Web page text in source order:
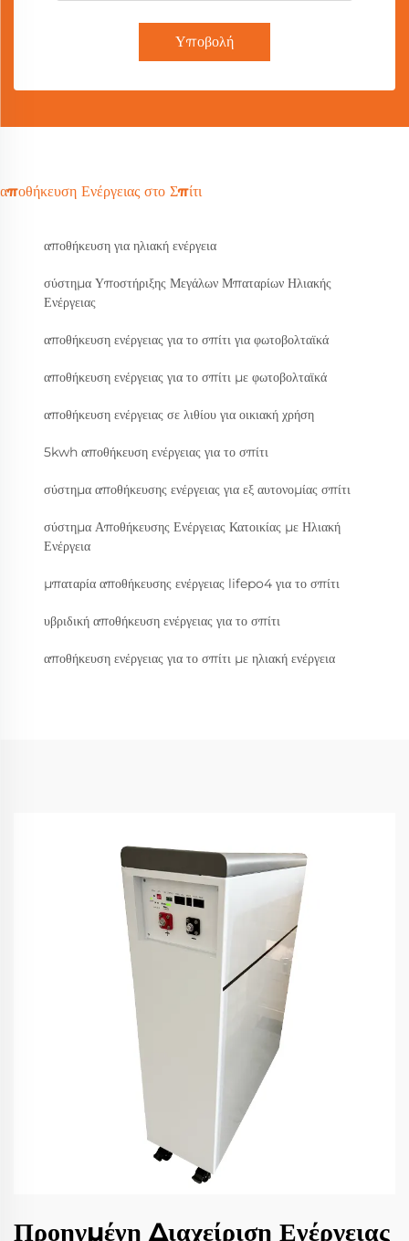
Υποβολή
αποθήκευση Ενέργειας στο Σπίτι
αποθήκευση για ηλιακή ενέργεια
σύστημα Υποστήριξης Μεγάλων Μπαταρίων Ηλιακής
Ενέργειας
αποθήκευση ενέργειας για το σπίτι για φωτοβολταϊκά
αποθήκευση ενέργειας για το σπίτι με φωτοβολταϊκά
αποθήκευση ενέργειας σε λιθίου για οικιακή χρήση
5kwh αποθήκευση ενέργειας για το σπίτι
σύστημα αποθήκευσης ενέργειας για εξ αυτονομίας σπίτι
σύστημα Αποθήκευσης Ενέργειας Κατοικίας με Ηλιακή
Ενέργεια
μπαταρία αποθήκευσης ενέργειας lifepo4 για το σπίτι
υβριδική αποθήκευση ενέργειας για το σπίτι
αποθήκευση ενέργειας για το σπίτι με ηλιακή ενέργεια
Προηγμένη Διαχείριση Ενέργειας